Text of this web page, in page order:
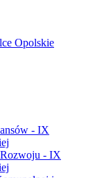
Opolskie
- IX
- IX